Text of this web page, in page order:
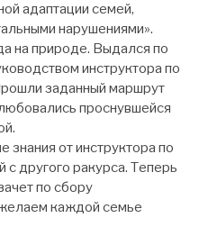
адаптации семей,
нарушениями».
на природе. Выдался по
инструктора по
заданный маршрут
проснувшейся
от инструктора по
с другого ракурса. Теперь
по сбору
каждой семье